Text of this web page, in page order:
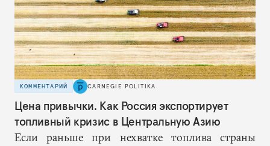
КОММЕНТАРИЙ CARNEGIE POLITIKA
Цена привычки. Как Россия экспортирует
топливный кризис в Центральную Азию
Если раньше при нехватке топлива страны